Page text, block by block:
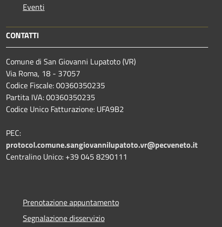
Eventi
CONTATTI
Comune di San Giovanni Lupatoto (VR)
Via Roma, 18 - 37057
Codice Fiscale: 00360350235
Partita IVA: 00360350235
Codice Unico Fatturazione: UFA9B2
PEC:
protocol.comune.sangiovannilupatoto.vr@pecveneto.it
Centralino Unico: +39 045 8290111
Prenotazione appuntamento
Segnalazione disservizio